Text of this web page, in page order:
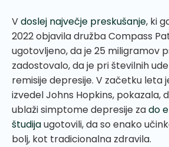
Vdoslej največje preskušanje, ki
2022 objavila družba Compass
ugotovljeno, da je 25 miligramov
zadostovalo, da je pri številnih
remisije depresije. V začetku leta
izvedel Johns Hopkins, pokazala,
ublaži simptome depresije zado
študijaugotovili, da so enako
bolj, kot tradicionalna zdravila.